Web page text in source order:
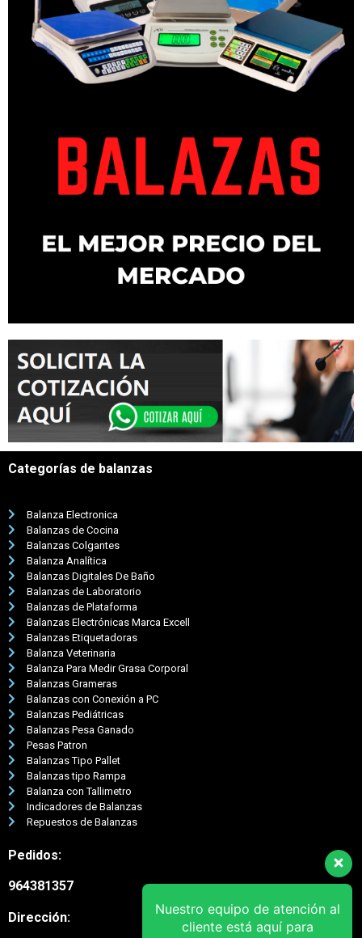
Categorías de balanzas
Balanza Electronica
Balanzas de Cocina
Balanzas Colgantes
Balanza Analítica
Balanzas Digitales De Baño
Balanzas de Laboratorio
Balanzas de Plataforma
Balanzas Electrónicas Marca Excell
Balanzas Etiquetadoras
Balanza Veterinaria
Balanza Para Medir Grasa Corporal
Balanzas Grameras
Balanzas con Conexión a PC
Balanzas Pediátricas
Balanzas Pesa Ganado
Pesas Patron
Balanzas Tipo Pallet
Balanzas tipo Rampa
Balanza con Tallimetro
Indicadores de Balanzas
Repuestos de Balanzas
Pedidos:
964381357
Dirección:
Nuestro equipo de atención al
cliente está aquí para